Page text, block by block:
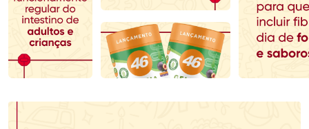
Comprar sem Desconto
Por R$ 110,99/cada
Comprar sem Desconto
Por R$ 110,99/cada
Comprar sem Desconto
Por R$ 53,99/cada
Comprar sem Desconto
Por R$ 53,99/cada